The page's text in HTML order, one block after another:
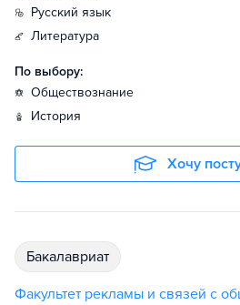
русский язык
литература
По выбору:
обществознание
история
Хочу
бакалавриат
Факультет рекламы и связей с